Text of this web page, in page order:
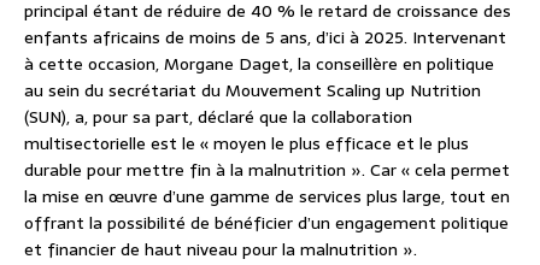
principal étant de réduire de 40 % le retard de croissance des
enfants africains de moins de 5 ans, d’ici à 2025. Intervenant
à cette occasion, Morgane Daget, la conseillère en politique
au sein du secrétariat du Mouvement Scaling up Nutrition
(SUN), a, pour sa part, déclaré que la collaboration
multisectorielle est le « moyen le plus efficace et le plus
durable pour mettre fin à la malnutrition ». Car « cela permet
la mise en œuvre d’une gamme de services plus large, tout en
offrant la possibilité de bénéficier d’un engagement politique
et financier de haut niveau pour la malnutrition ».